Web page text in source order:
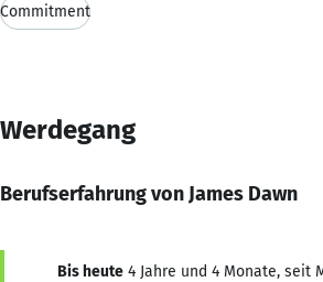
Commitment
Werdegang
Berufserfahrung von James Dawn
Bis heute 4 Jahre und 4 Monate, seit